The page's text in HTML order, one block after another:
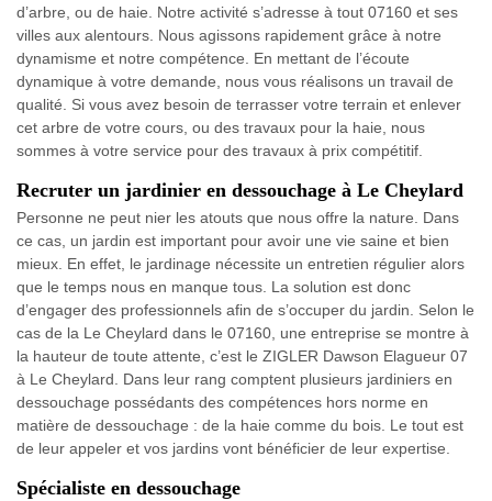
d’arbre, ou de haie. Notre activité s’adresse à tout 07160 et ses
villes aux alentours. Nous agissons rapidement grâce à notre
dynamisme et notre compétence. En mettant de l’écoute
dynamique à votre demande, nous vous réalisons un travail de
qualité. Si vous avez besoin de terrasser votre terrain et enlever
cet arbre de votre cours, ou des travaux pour la haie, nous
sommes à votre service pour des travaux à prix compétitif.
Recruter un jardinier en dessouchage à Le Cheylard
Personne ne peut nier les atouts que nous offre la nature. Dans
ce cas, un jardin est important pour avoir une vie saine et bien
mieux. En effet, le jardinage nécessite un entretien régulier alors
que le temps nous en manque tous. La solution est donc
d’engager des professionnels afin de s’occuper du jardin. Selon le
cas de la Le Cheylard dans le 07160, une entreprise se montre à
la hauteur de toute attente, c’est le ZIGLER Dawson Elagueur 07
à Le Cheylard. Dans leur rang comptent plusieurs jardiniers en
dessouchage possédants des compétences hors norme en
matière de dessouchage : de la haie comme du bois. Le tout est
de leur appeler et vos jardins vont bénéficier de leur expertise.
Spécialiste en dessouchage